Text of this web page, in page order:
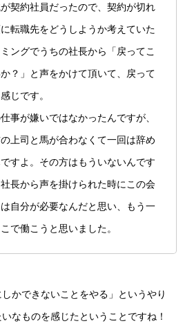
契約社員だったので、契約が切れ
転職先をどうしようか考えていた
ングでうちの社長から「戻ってこ
？」と声をかけて頂いて、戻って
じです。
事が嫌いではなかったんですが、
上司と馬が合わなくて一回は辞め
すよ。その方はもういないんです
長から声を掛けられた時にこの会
自分が必要なんだと思い、もう一
で働こうと思いました。
しかできないことをやる」というやり
なものを感じたということですね！